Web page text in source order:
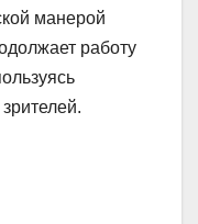
манерой
работу